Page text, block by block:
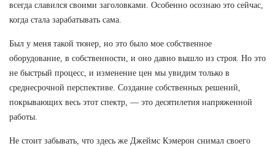
всегда славился своими заголовками. Особенно осознаю это сейчас,
когда стала зарабатывать сама.
Был у меня такой тюнер, но это было мое собственное
оборудование, в собственности, и оно давно вышло из строя. Но это
не быстрый процесс, и изменение цен мы увидим только в
среднесрочной перспективе. Создание собственных решений,
покрывающих весь этот спектр, — это десятилетия напряженной
работы.
Не стоит забывать, что здесь же Джеймс Кэмерон снимал своего